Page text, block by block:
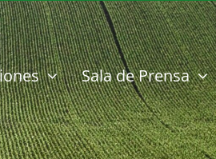
Sala de Prensa